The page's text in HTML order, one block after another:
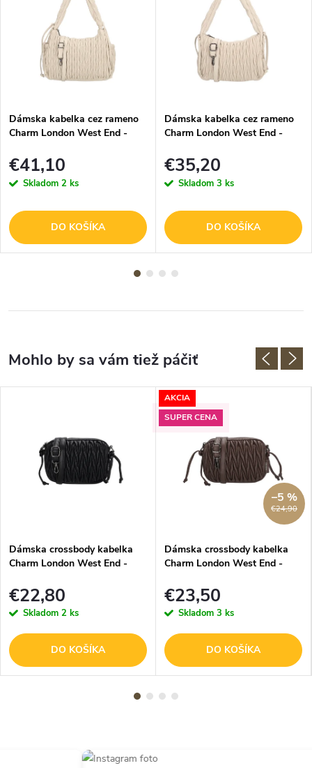
Dámska kabelka cez rameno
Charm London West End -
€41,10
Skladom 2 ks
DO KOŠÍKA
Dámska kabelka cez rameno
Charm London West End -
€35,20
Skladom 3 ks
DO KOŠÍKA
Dámska crossbody kabelka
Charm London West End -
€22,80
Skladom 2 ks
DO KOŠÍKA
AKCIA
SUPER CENA
€24,90
–5 %
Dámska crossbody kabelka
Charm London West End -
€23,50
Skladom 3 ks
DO KOŠÍKA